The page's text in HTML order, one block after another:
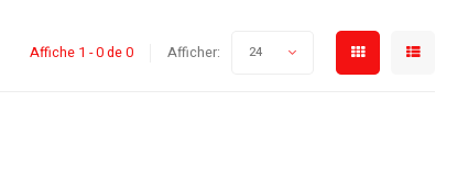
Affiche 1 - 0 de 0 Afficher: 24